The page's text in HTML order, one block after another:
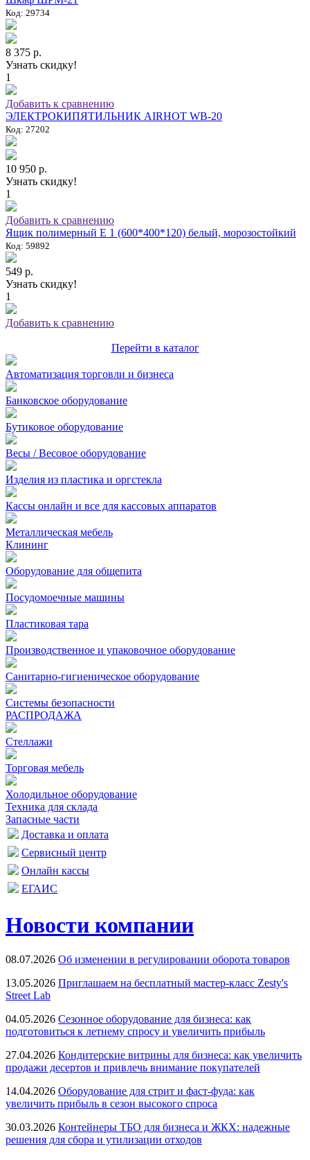
Код: 29734
8 375 р.
Узнать скидку!
1
Добавить к сравнению
ЭЛЕКТРОКИПЯТИЛЬНИК AIRHOT WB-20
Код: 27202
10 950 р.
Узнать скидку!
1
Добавить к сравнению
Ящик полимерный E 1 (600*400*120) белый, морозостойкий
Код: 59892
549 р.
Узнать скидку!
1
Добавить к сравнению
Перейти в каталог
Автоматизация торговли и бизнеса
Банковское оборудование
Бутиковое оборудование
Весы / Весовое оборудование
Изделия из пластика и оргстекла
Кассы онлайн и все для кассовых аппаратов
Металлическая мебель
Клининг
Оборудование для общепита
Посудомоечные машины
Пластиковая тара
Производственное и упаковочное оборудование
Санитарно-гигиеническое оборудование
Системы безопасности
РАСПРОДАЖА
Стеллажи
Торговая мебель
Холодильное оборудование
Техника для склада
Запасные части
Доставка и оплата
Сервисный центр
Онлайн кассы
ЕГАИС
Новости компании
08.07.2026 Об изменении в регулировании оборота товаров
13.05.2026 Приглашаем на бесплатный мастер-класс Zesty's
Street Lab
04.05.2026 Сезонное оборудование для бизнеса: как
подготовиться к летнему спросу и увеличить прибыль
27.04.2026 Кондитерские витрины для бизнеса: как увеличить
продажи десертов и привлечь внимание покупателей
14.04.2026 Оборудование для стрит и фаст-фуда: как
увеличить прибыль в сезон высокого спроса
30.03.2026 Контейнеры ТБО для бизнеса и ЖКХ: надежные
решения для сбора и утилизации отходов